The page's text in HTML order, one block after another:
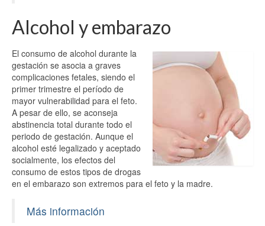
Alcohol y embarazo
El consumo de alcohol durante la
gestación se asocia a graves
complicaciones fetales, siendo el
primer trimestre el período de
mayor vulnerabilidad para el feto.
A pesar de ello, se aconseja
abstinencia total durante todo el
periodo de gestación. Aunque el
alcohol esté legalizado y aceptado
socialmente, los efectos del
consumo de estos tipos de drogas
en el embarazo son extremos para el feto y la madre.
Más información